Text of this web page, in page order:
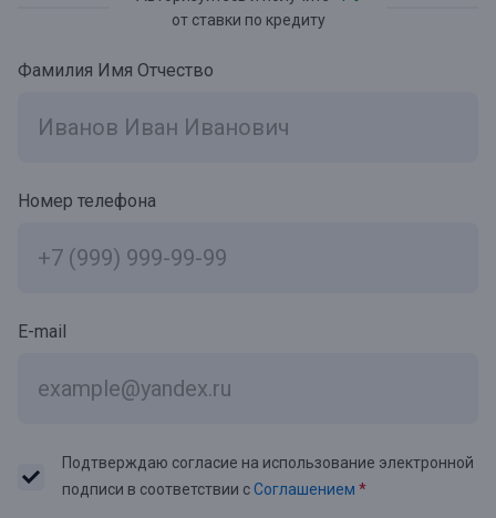
от ставки по кредиту
Фамилия Имя Отчество
Номер телефона
E-mail
Подтверждаю согласие на использование электронной
подписи в соответствии сСоглашением *